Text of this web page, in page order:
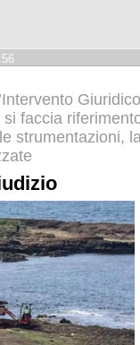
Giuridico
faccia
strumentazioni,